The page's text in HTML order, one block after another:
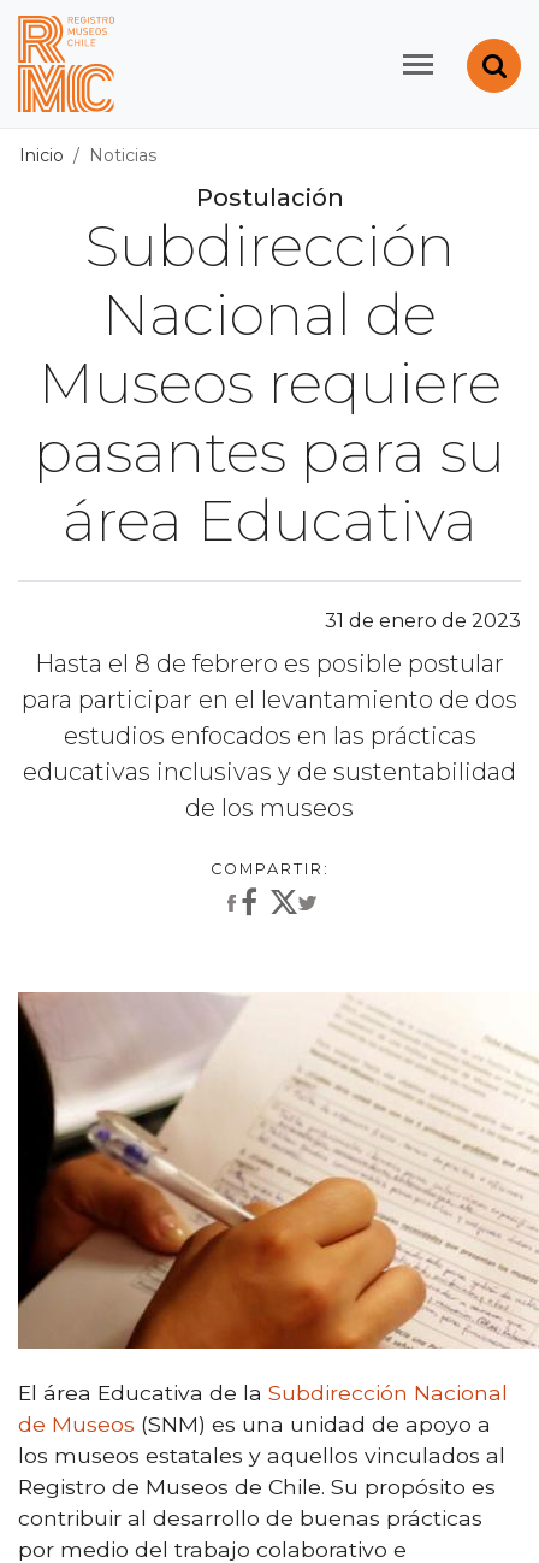
Contenido principal
Registro de Museos
Inicio Noticias
Postulación
Subdirección
Nacional de
Museos requiere
pasantes para su
área Educativa
31 de enero de 2023
Hasta el 8 de febrero es posible postular
para participar en el levantamiento de dos
estudios enfocados en las prácticas
educativas inclusivas y de sustentabilidad
de los museos
El área Educativa de la Subdirección Nacional
de Museos (SNM) es una unidad de apoyo a
los museos estatales y aquellos vinculados al
Registro de Museos de Chile. Su propósito es
contribuir al desarrollo de buenas prácticas
por medio del trabajo colaborativo e